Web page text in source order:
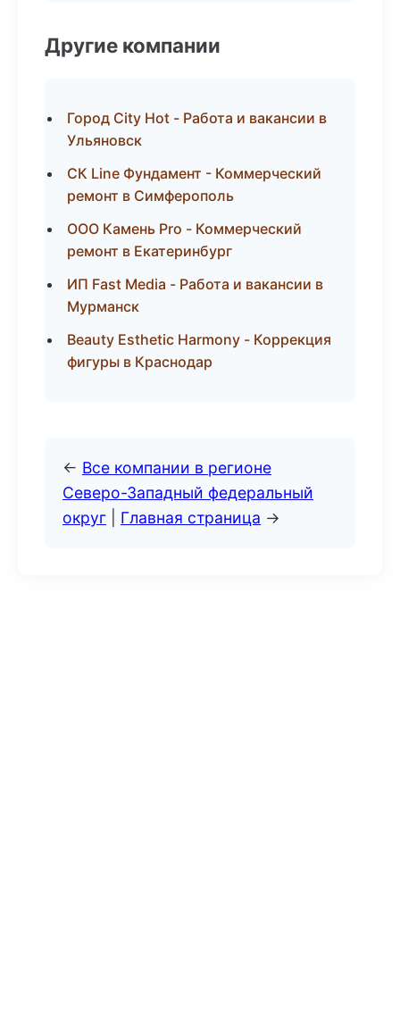
Другие компании
Город City Hot - Работа и вакансии в
Ульяновск
СК Line Фундамент - Коммерческий
ремонт в Симферополь
ООО Камень Pro - Коммерческий
ремонт в Екатеринбург
ИП Fast Media - Работа и вакансии в
Мурманск
Beauty Esthetic Harmony - Коррекция
фигуры в Краснодар
← Все компании в регионе
Северо-Западный федеральный
округ
Главная страница →